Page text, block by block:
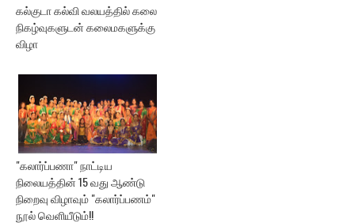
கல்குடா கல்வி வலயத்தில் கலை
நிகழ்வுகளுடன் கலைமகளுக்கு
விழா
"கலார்ப்பணா" நாட்டிய
நிலையத்தின் 15 வது ஆண்டு
நிறைவு விழாவும் "கலார்ப்பணம்"
நூல் வெளியீடும்!!